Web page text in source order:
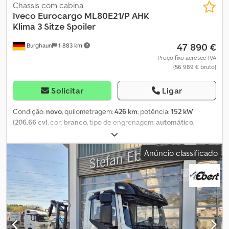
Burghaun 1 883 km
Chassis com cabina
Iveco Eurocargo ML80E21/P AHK
Klima 3 Sitze Spoiler
47 890 €
Preço fixo acresce IVA
(56 989 € bruto)
Solicitar Ligar
Condição: novo, quilometragem:426 km, potência:152 kW
(206,66 cv), cor: branco, tipo de engrenagem:automático,
ABS, ar condicionado, direção assistida, fecho
centralizado, = Outras opções e acessórios = - Suspensão
pneumática traseira - Suspensão pneumática dianteira =
Observações = Para questões sobre o veículo, o Sr. Seidel estará
ao seu dispor (contactável através do número de telefone). Iveco
Eurocargo ML80E21/P 4x2, chassi vidros elétricos, ar
condicionado, fecho central, número de lugares 3, banco com
suspensão pneumática, aquecimento do banco, ventilação do
banco, Bluetooth, rádio, USB, transmissão automática, cruise
Anúncio classificado